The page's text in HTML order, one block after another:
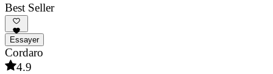
Best Seller
Essayer
Cordaro
4.9